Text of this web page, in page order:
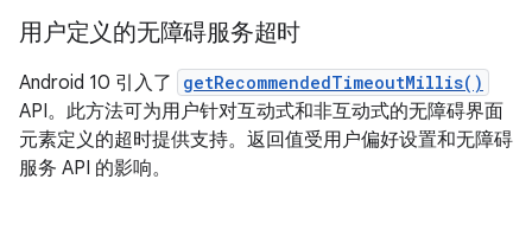
用户定义的无障碍服务超时
Android 10 引入了 getRecommendedTimeoutMillis()
API。此方法可为用户针对互动式和非互动式的无障碍界面
元素定义的超时提供支持。返回值受用户偏好设置和无障碍
服务 API 的影响。